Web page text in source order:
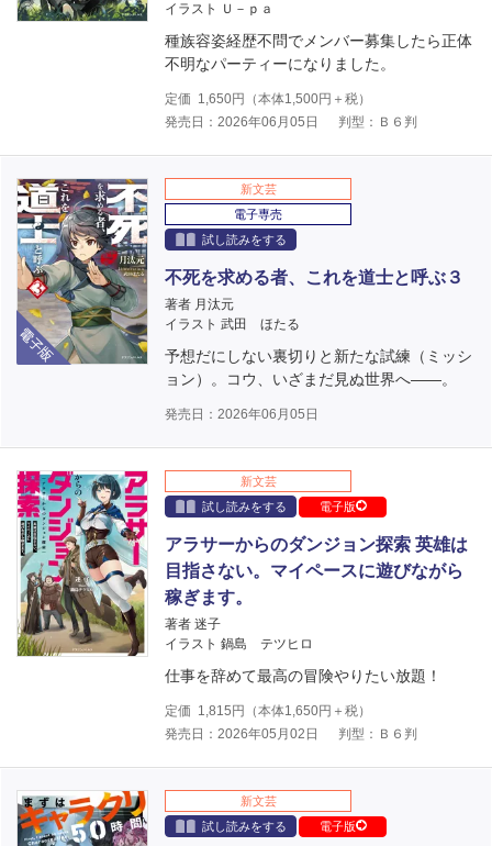
イラスト Ｕ－ｐａ
種族容姿経歴不問でメンバー募集したら正体
不明なパーティーになりました。
定価 1,650円（本体1,500円＋税）
発売日：2026年06月05日
判型：Ｂ６判
電子版
新文芸
電子専売
試し読みをする
不死を求める者、これを道士と呼ぶ３
著者 月汰元
イラスト 武田 ほたる
予想だにしない裏切りと新たな試練（ミッシ
ョン）。コウ、いざまだ見ぬ世界へ――。
発売日：2026年06月05日
新文芸
試し読みをする
電子版
アラサーからのダンジョン探索 英雄は
目指さない。マイペースに遊びながら
稼ぎます。
著者 迷子
イラスト 鍋島 テツヒロ
仕事を辞めて最高の冒険やりたい放題！
定価 1,815 円（本体1,650円＋税）
発売日：2026年05月02日
判型：Ｂ６判
新文芸
試し読みをする
電子版